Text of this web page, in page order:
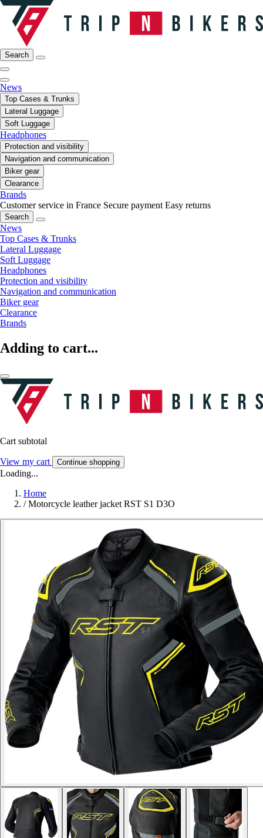
Search
News
Top Cases & Trunks
Lateral Luggage
Soft Luggage
Headphones
Protection and visibility
Navigation and communication
Biker gear
Clearance
Brands
Customer service in France Secure payment Easy returns
Search
News
Top Cases & Trunks
Lateral Luggage
Soft Luggage
Headphones
Protection and visibility
Navigation and communication
Biker gear
Clearance
Brands
Adding to cart...
Cart subtotal
View my cart Continue shopping
Loading...
Home
/ Motorcycle leather jacket RST S1 D3O